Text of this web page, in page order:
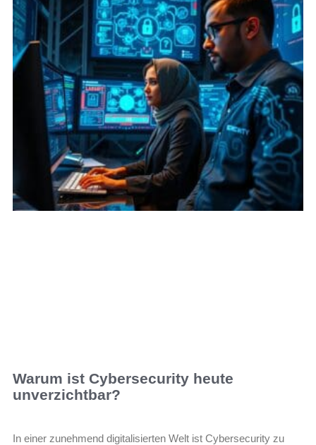
Warum ist Cybersecurity heute
unverzichtbar?
In einer zunehmend digitalisierten Welt ist Cybersecurity zu